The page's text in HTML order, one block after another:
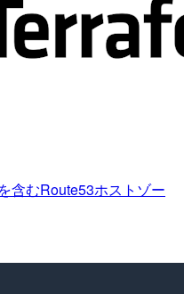
含むRoute53ホストゾー